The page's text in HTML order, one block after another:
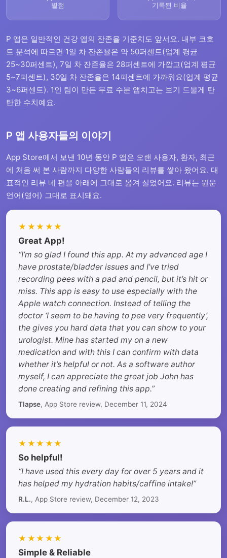
별점
기록된 비율
P 앱은 일반적인 건강 앱의 잔존율 기준치도 앞서요. 내부 코호
트 분석에 따르면 1일 차 잔존율은 약 50퍼센트(업계 평균
25~30퍼센트), 7일 차 잔존율은 28퍼센트에 가깝고(업계 평균
5~7퍼센트), 30일 차 잔존율은 14퍼센트에 가까워요(업계 평균
3~6퍼센트). 1인 팀이 만든 무료 수분 앱치고는 보기 드물게 탄
탄한 수치예요.
P 앱 사용자들의 이야기
App Store에서 보낸 10년 동안 P 앱은 오랜 사용자, 환자, 최근
에 처음 써 본 사람까지 다양한 사람들의 리뷰를 쌓아 왔어요. 대
표적인 리뷰 네 편을 아래에 그대로 옮겨 실었어요. 리뷰는 원문
언어(영어) 그대로 표시돼요.
★★★★★
Great App!
“I’m so glad I found this app. At my advanced age I
have prostate/bladder issues and I’ve tried
recording pees with a pad and pencil, but it’s hit or
miss. This app is easy to use especially with the
Apple watch connection. Instead of telling the
doctor ‘I seem to be having to pee very frequently’,
the gives you hard data that you can show to your
urologist. Mine has started my on a new
medication and with this I can confirm with data
whether it’s helpful or not. As a software author
myself, I can appreciate the great job John has
done creating and refining this app.”
Tlapse, App Store review, December 11, 2024
★★★★★
So helpful!
“I have used this every day for over 5 years and it
has helped my hydration habits/caffine intake!”
R.L., App Store review, December 12, 2023
★★★★★
Simple & Reliable